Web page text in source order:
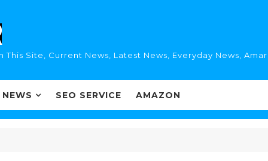
Site, Current News, Latest News, Everyday News,
SEO SERVICE AMAZON